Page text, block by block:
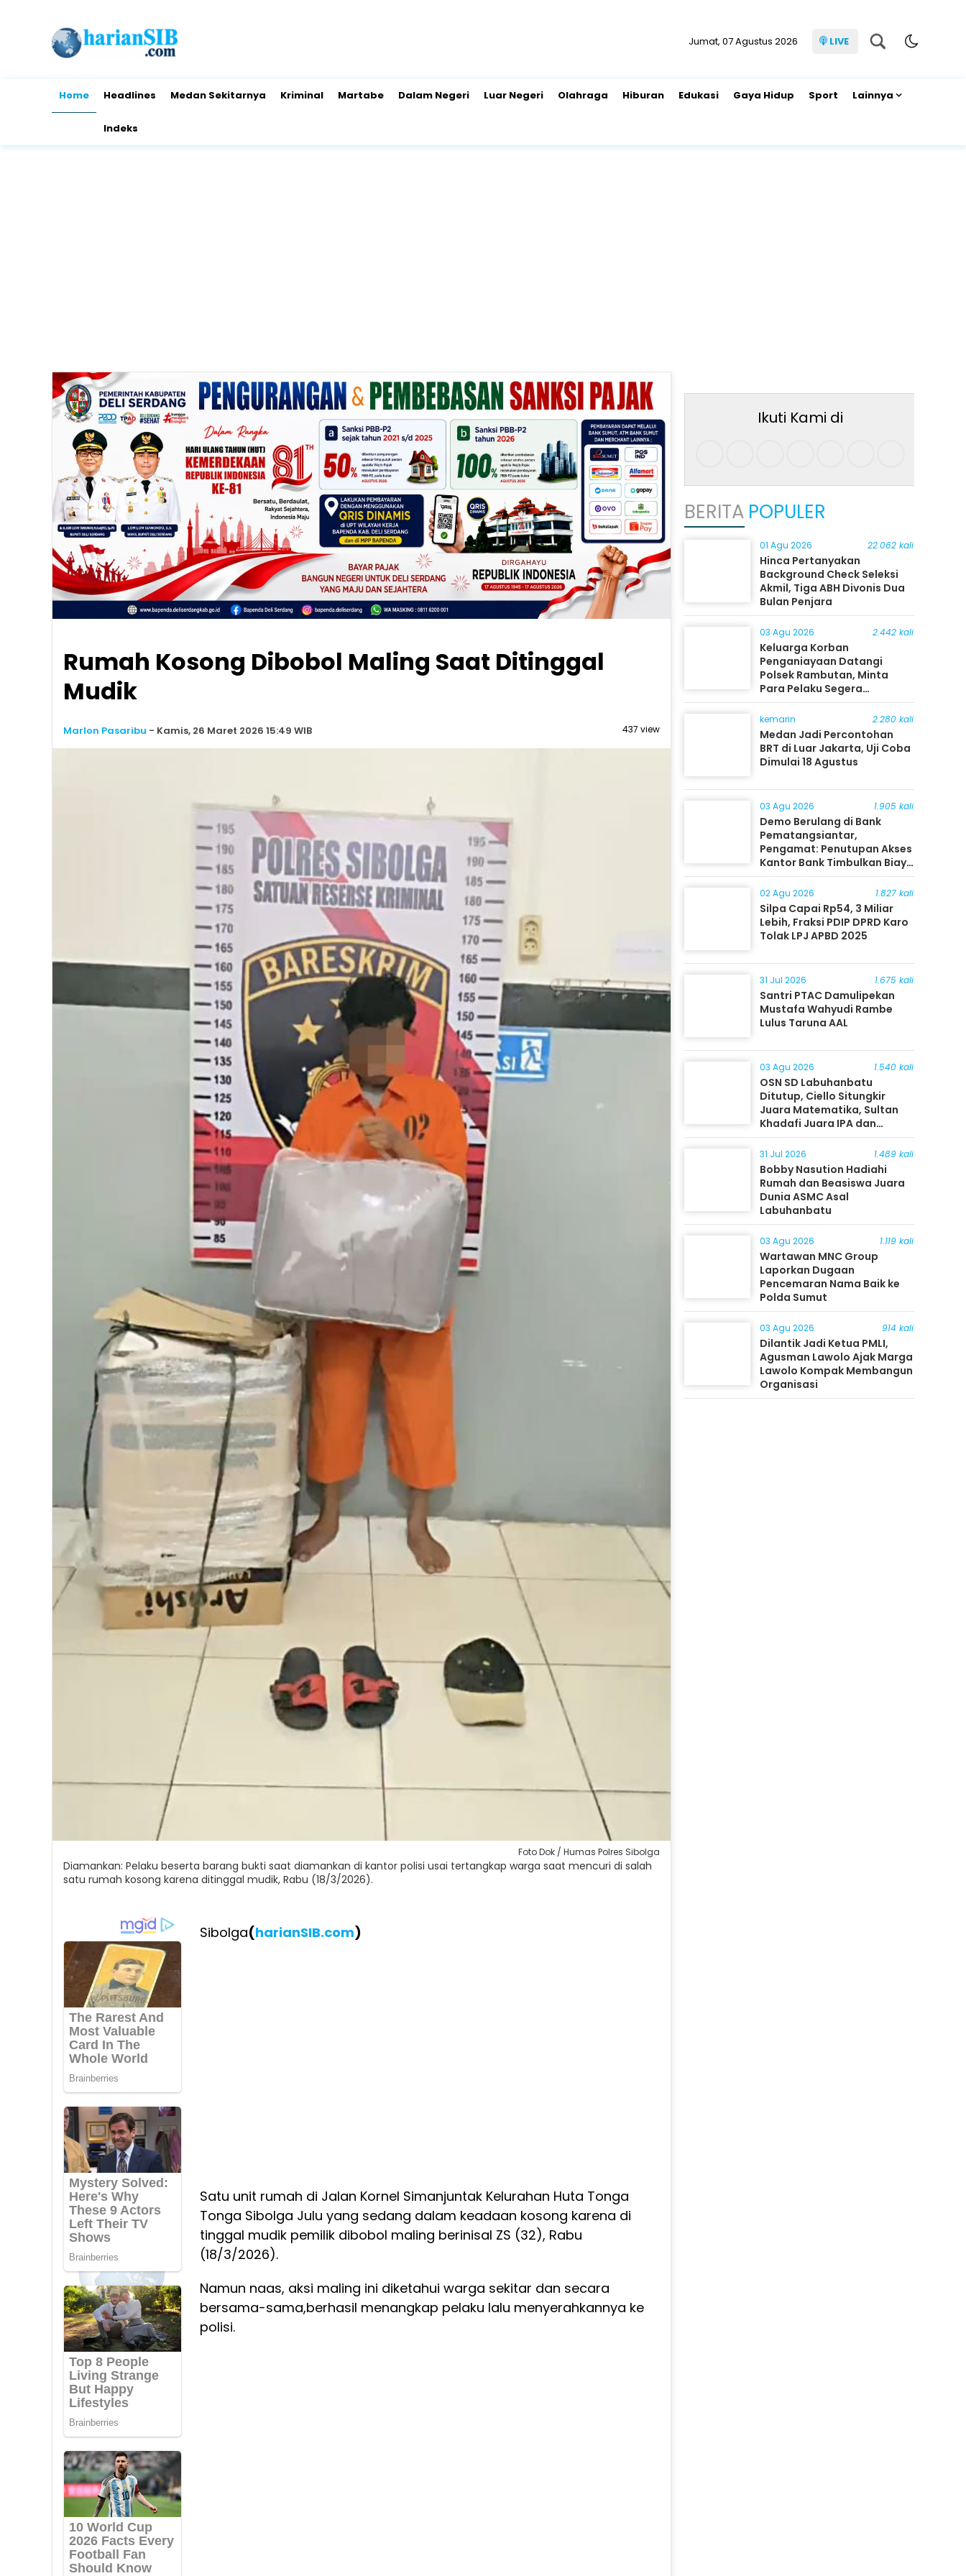
Jumat, 07 Agustus 2026 LIVE
Home Headlines Medan Sekitarnya Kriminal Martabe Dalam Negeri Luar Negeri Olahraga Hiburan Edukasi Gaya Hidup Sport Lainnya
Indeks
Rumah Kosong Dibobol Maling Saat Ditinggal
Mudik
Marlon Pasaribu - Kamis, 26 Maret 2026 15:49 WIB 437 view
Foto Dok / Humas Polres Sibolga
Diamankan: Pelaku beserta barang bukti saat diamankan di kantor polisi usai tertangkap warga saat mencuri di salah
satu rumah kosong karena ditinggal mudik, Rabu (18/3/2026).
Sibolga(harianSIB.com)
Satu unit rumah di Jalan Kornel Simanjuntak Kelurahan Huta Tonga
Tonga Sibolga Julu yang sedang dalam keadaan kosong karena di
tinggal mudik pemilik dibobol maling berinisal ZS (32), Rabu
(18/3/2026).
Namun naas, aksi maling ini diketahui warga sekitar dan secara
bersama-sama,berhasil menangkap pelaku lalu menyerahkannya ke
polisi.
Ikuti Kami di
BERITA POPULER
01 Agu 2026 22.062 kali
Hinca Pertanyakan
Background Check Seleksi
Akmil, Tiga ABH Divonis Dua
Bulan Penjara
03 Agu 2026 2.442 kali
Keluarga Korban
Penganiayaan Datangi
Polsek Rambutan, Minta
Para Pelaku Segera
Ditangkap
kemarin 2.280 kali
Medan Jadi Percontohan
BRT di Luar Jakarta, Uji Coba
Dimulai 18 Agustus
03 Agu 2026 1.905 kali
Demo Berulang di Bank
Pematangsiantar,
Pengamat: Penutupan Akses
Kantor Bank Timbulkan Biaya
Ekonomi bagi Masyarakat
02 Agu 2026 1.827 kali
Silpa Capai Rp54, 3 Miliar
Lebih, Fraksi PDIP DPRD Karo
Tolak LPJ APBD 2025
31 Jul 2026 1.675 kali
Santri PTAC Damulipekan
Mustafa Wahyudi Rambe
Lulus Taruna AAL
03 Agu 2026 1.540 kali
OSN SD Labuhanbatu
Ditutup, Ciello Situngkir
Juara Matematika, Sultan
Khadafi Juara IPA dan
Timothy Rangkuti Juara IPS
31 Jul 2026 1.489 kali
Bobby Nasution Hadiahi
Rumah dan Beasiswa Juara
Dunia ASMC Asal
Labuhanbatu
03 Agu 2026 1.119 kali
Wartawan MNC Group
Laporkan Dugaan
Pencemaran Nama Baik ke
Polda Sumut
03 Agu 2026 914 kali
Dilantik Jadi Ketua PMLI,
Agusman Lawolo Ajak Marga
Lawolo Kompak Membangun
Organisasi